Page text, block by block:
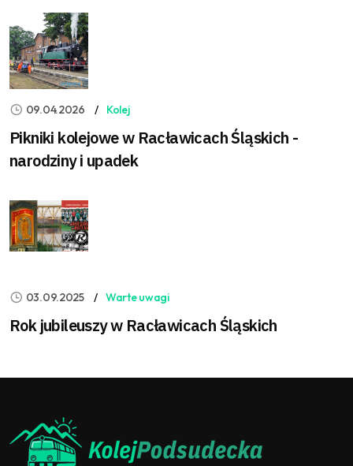
09.04.2026 Kolej
Pikniki kolejowe w Racławicach Śląskich -
narodziny i upadek
03.09.2025 Warte uwagi
Rok jubileuszy w Racławicach Śląskich